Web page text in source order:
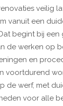
veilig
vanuit een
begint bij
de werken op
en
voortdurend
de werf, met
voor alle